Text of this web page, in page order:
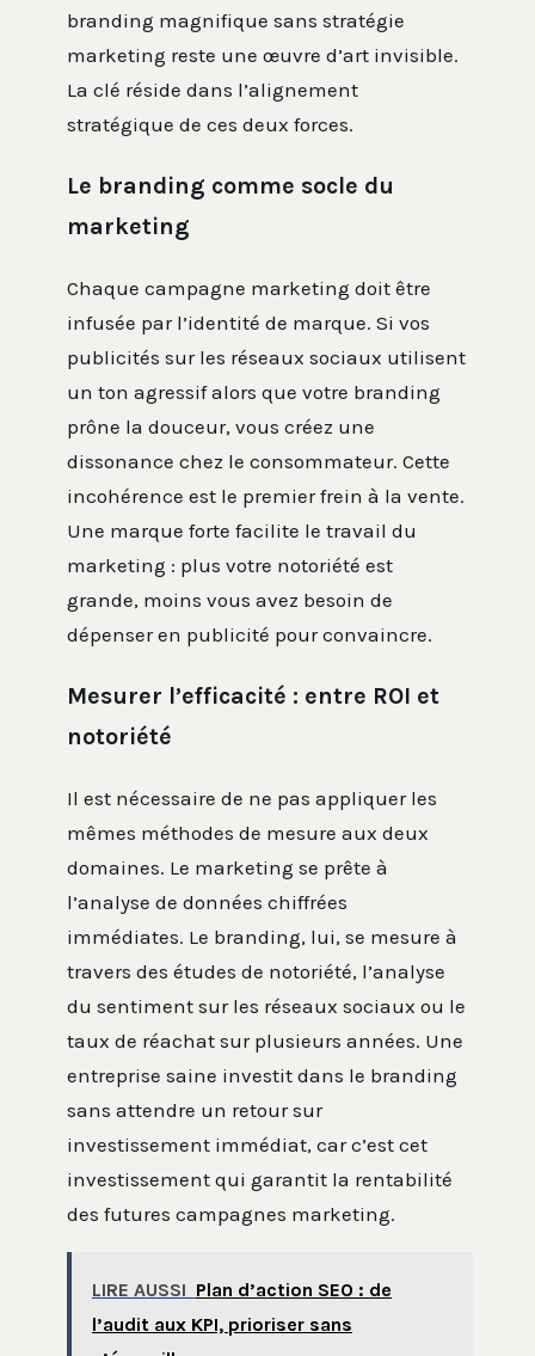
branding magnifique sans stratégie
marketing reste une œuvre d’art invisible.
La clé réside dans l’alignement
stratégique de ces deux forces.
Le branding comme socle du
marketing
Chaque campagne marketing doit être
infusée par l’identité de marque. Si vos
publicités sur les réseaux sociaux utilisent
un ton agressif alors que votre branding
prône la douceur, vous créez une
dissonance chez le consommateur. Cette
incohérence est le premier frein à la vente.
Une marque forte facilite le travail du
marketing : plus votre notoriété est
grande, moins vous avez besoin de
dépenser en publicité pour convaincre.
Mesurer l’efficacité : entre ROI et
notoriété
Il est nécessaire de ne pas appliquer les
mêmes méthodes de mesure aux deux
domaines. Le marketing se prête à
l’analyse de données chiffrées
immédiates. Le branding, lui, se mesure à
travers des études de notoriété, l’analyse
du sentiment sur les réseaux sociaux ou le
taux de réachat sur plusieurs années. Une
entreprise saine investit dans le branding
sans attendre un retour sur
investissement immédiat, car c’est cet
investissement qui garantit la rentabilité
des futures campagnes marketing.
LIRE AUSSI Plan d’action SEO : de
l’audit aux KPI, prioriser sans